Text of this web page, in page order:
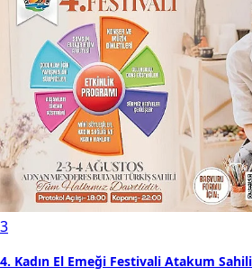
3
4. Kadın El Emeği Festivali Atakum